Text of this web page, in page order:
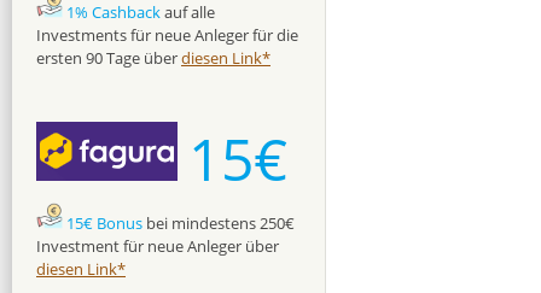
1% Cashbackauf alle
Investments für neue Anleger für die
ersten 90 Tage überdiesen Link*
15€
15€ Bonus bei mindestens 250€
Investment für neue Anleger über
diesen Link*